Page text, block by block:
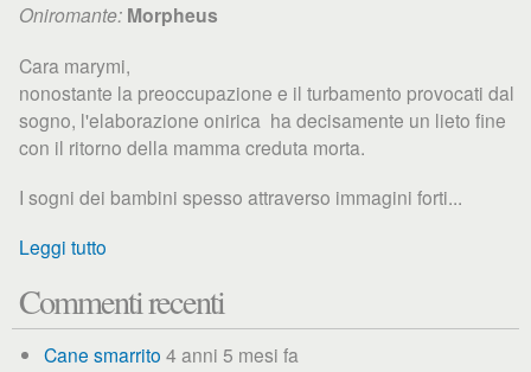
Oniromante: Morpheus
Cara marymi,
nonostante la preoccupazione e il turbamento provocati dal
sogno, l'elaborazione onirica ha decisamente un lieto fine
con il ritorno della mamma creduta morta.
I sogni dei bambini spesso attraverso immagini forti...
Leggi tutto
Commenti recenti
Cane smarrito 4 anni 5 mesi fa